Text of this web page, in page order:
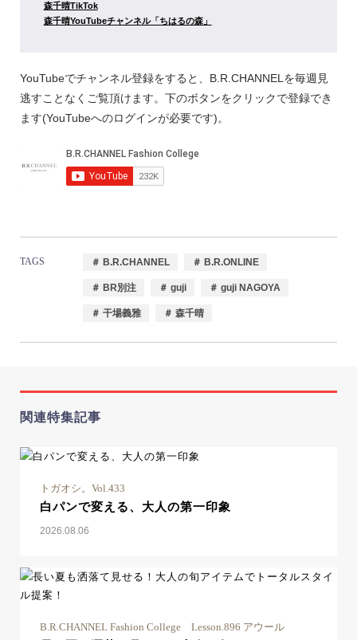
森千晴TikTok
森千晴YouTubeチャンネル「ちはるの森」
YouTubeでチャンネル登録をすると、B.R.CHANNELを毎週見
逃すことなくご覧頂けます。下のボタンをクリックで登録でき
ます(YouTubeへのログインが必要です)。
TAGS ＃ B.R.CHANNEL ＃ B.R.ONLINE
＃ BR別注 ＃ guji ＃ guji NAGOYA
＃ 干場義雅 ＃ 森千晴
関連特集記事
トガオシ。Vol.433
白パンで変える、大人の第一印象
2026.08.06
B.R.CHANNEL Fashion College Lesson.896 アウール